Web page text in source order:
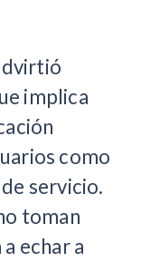
implica
como
servicio.
toman
echar a